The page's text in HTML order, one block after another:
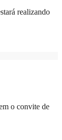
realizando
o convite de